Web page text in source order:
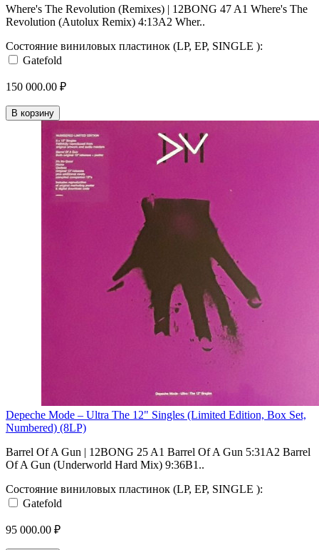
Where's The Revolution (Remixes) | 12BONG 47 A1 Where's The
Revolution (Autolux Remix) 4:13A2 Wher..
Состояние виниловых пластинок (LP, EP, SINGLE ):
Gatefold
150 000.00 ₽
В корзину
Depeche Mode – Ultra The 12" Singles (Limited Edition, Box Set,
Numbered) (8LP)
Barrel Of A Gun | 12BONG 25 A1 Barrel Of A Gun 5:31A2 Barrel
Of A Gun (Underworld Hard Mix) 9:36B1..
Состояние виниловых пластинок (LP, EP, SINGLE ):
Gatefold
95 000.00 ₽